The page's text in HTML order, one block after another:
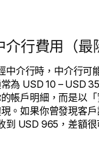
行費用（最
中介行時，中介行可
為 USD 10 – USD
帳戶明細，而是以
。如果你曾發現客
到 USD 965，差額